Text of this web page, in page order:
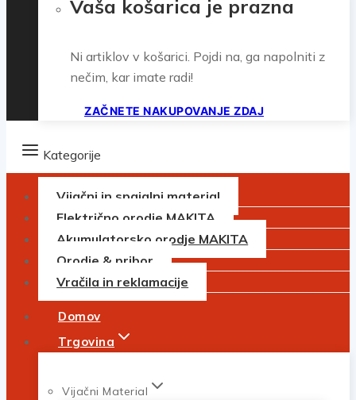
Vaša košarica je prazna
Ni artiklov v košarici. Pojdi na, ga napolniti z
nečim, kar imate radi!
ZAČNETE NAKUPOVANJE ZDAJ
Kategorije
Vijačni in spajalni material
Električno orodje MAKITA
Akumulatorsko orodje MAKITA
Orodje & pribor
Vračila in reklamacije
Domov
Trgovina
Vijačni Material